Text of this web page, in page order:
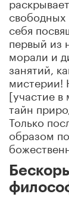
свободных
себя
первый из
морали и
занятий,
мистерии!
[участие в
тайн
Только
образом